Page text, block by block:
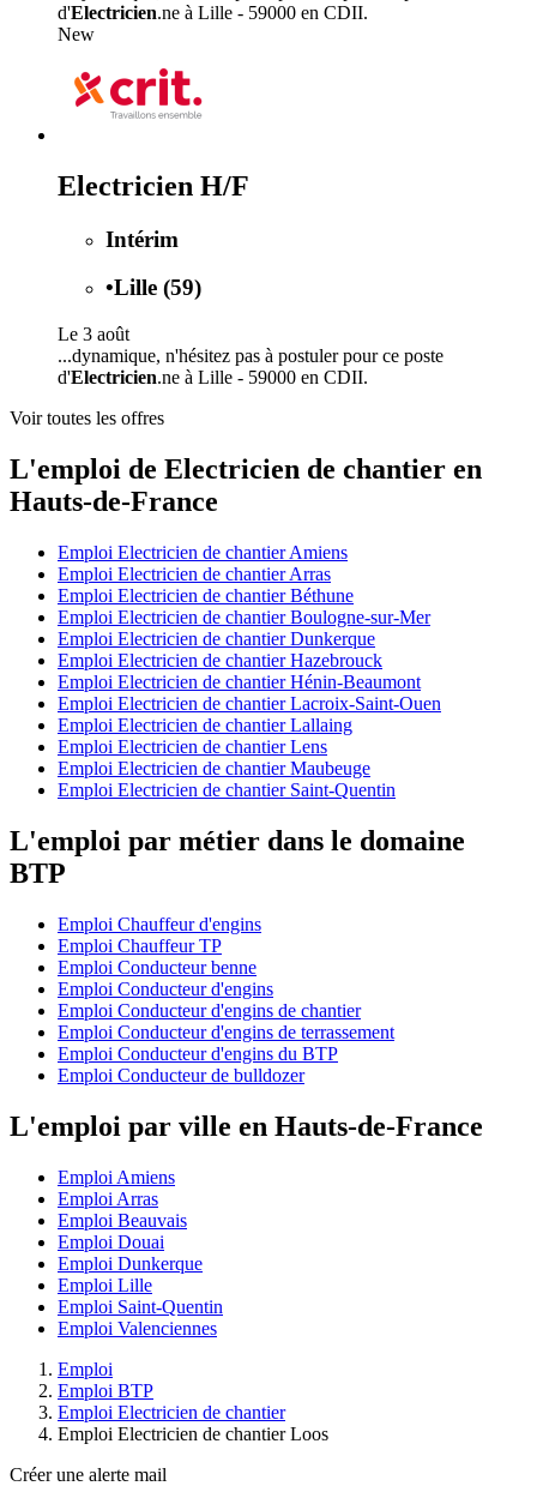
d'Electricien.ne à Lille - 59000 en CDII.
New
Electricien H/F
Intérim
•Lille (59)
Le 3 août
...dynamique, n'hésitez pas à postuler pour ce poste
d'Electricien.ne à Lille - 59000 en CDII.
Voir toutes les offres
L'emploi de Electricien de chantier en
Hauts-de-France
Emploi Electricien de chantier Amiens
Emploi Electricien de chantier Arras
Emploi Electricien de chantier Béthune
Emploi Electricien de chantier Boulogne-sur-Mer
Emploi Electricien de chantier Dunkerque
Emploi Electricien de chantier Hazebrouck
Emploi Electricien de chantier Hénin-Beaumont
Emploi Electricien de chantier Lacroix-Saint-Ouen
Emploi Electricien de chantier Lallaing
Emploi Electricien de chantier Lens
Emploi Electricien de chantier Maubeuge
Emploi Electricien de chantier Saint-Quentin
L'emploi par métier dans le domaine
BTP
Emploi Chauffeur d'engins
Emploi Chauffeur TP
Emploi Conducteur benne
Emploi Conducteur d'engins
Emploi Conducteur d'engins de chantier
Emploi Conducteur d'engins de terrassement
Emploi Conducteur d'engins du BTP
Emploi Conducteur de bulldozer
L'emploi par ville en Hauts-de-France
Emploi Amiens
Emploi Arras
Emploi Beauvais
Emploi Douai
Emploi Dunkerque
Emploi Lille
Emploi Saint-Quentin
Emploi Valenciennes
Emploi
Emploi BTP
Emploi Electricien de chantier
Emploi Electricien de chantier Loos
Créer une alerte mail